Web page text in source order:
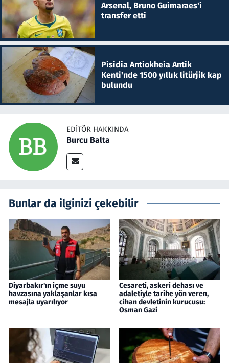
Arsenal, Bruno Guimaraes'i
transfer etti
Pisidia Antiokheia Antik
Kenti'nde 1500 yıllık litürjik kap
bulundu
EDITÖR HAKKINDA
Burcu Balta
Bunlar da ilginizi çekebilir
Diyarbakır'ın içme suyu
havzasına yaklaşanlar kısa
mesajla uyarılıyor
Cesareti, askeri dehası ve
adaletiyle tarihe yön veren,
cihan devletinin kurucusu:
Osman Gazi